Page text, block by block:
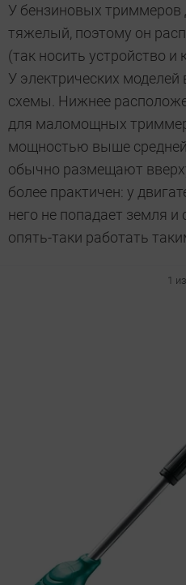
У бензиновых триммеров
тяжелый, поэтому он
(так носить устройство и
У электрических
схемы. Нижнее
для маломощных
мощностью выше средней
обычно размещают
более практичен: у
него не попадает земля и
опять-таки работать
1